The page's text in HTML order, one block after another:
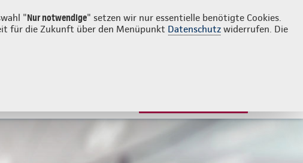
"Nur notwendige" setzen wir nur essentielle benötigte Cookies.
für die Zukunft über den Menüpunkt Datenschutz widerrufen. Die
Login Kontakt 02241 1489880